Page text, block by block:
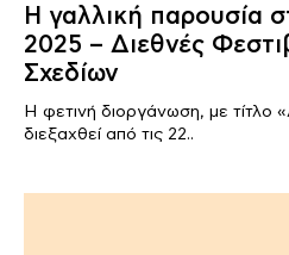
Η γαλλική παρουσία
2025 – Διεθνές
Σχεδίων
Η φετινή διοργάνωση, με τίτλο
διεξαχθεί από τις 22..